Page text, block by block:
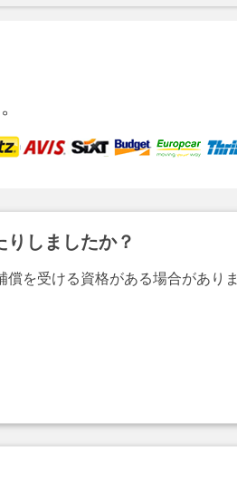
しましたか？
を受ける資格がある場合がありま